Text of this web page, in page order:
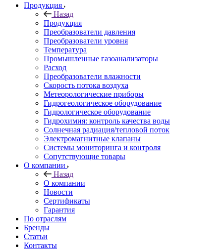
Продукция
Назад
Продукция
Преобразователи давления
Преобразователи уровня
Температура
Промышленные газоанализаторы
Расход
Преобразователи влажности
Скорость потока воздуха
Метеорологические приборы
Гидрогеологическое оборудование
Гидрологическое оборудование
Гидрохимия: контроль качества воды
Солнечная радиация/тепловой поток
Электромагнитные клапаны
Системы мониторинга и контроля
Сопутствующие товары
О компании
Назад
О компании
Новости
Сертификаты
Гарантия
По отраслям
Бренды
Статьи
Контакты